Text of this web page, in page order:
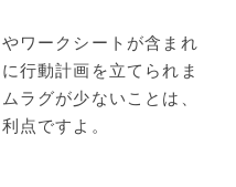
ワークシートが含まれ
行動計画を立てられま
ラグが少ないことは、
点ですよ。